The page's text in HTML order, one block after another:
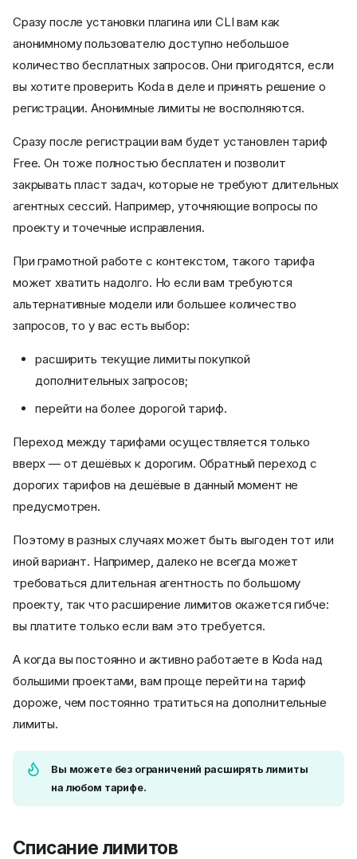
Сразу после установки плагина или CLI вам как
анонимному пользователю доступно небольшое
количество бесплатных запросов. Они пригодятся, если
вы хотите проверить Koda в деле и принять решение о
регистрации. Анонимные лимиты не восполняются.
Сразу после регистрации вам будет установлен тариф
Free. Он тоже полностью бесплатен и позволит
закрывать пласт задач, которые не требуют длительных
агентных сессий. Например, уточняющие вопросы по
проекту и точечные исправления.
При грамотной работе с контекстом, такого тарифа
может хватить надолго. Но если вам требуются
альтернативные модели или большее количество
запросов, то у вас есть выбор:
расширить текущие лимиты покупкой
дополнительных запросов;
перейти на более дорогой тариф.
Переход между тарифами осуществляется только
вверх — от дешёвых к дорогим. Обратный переход с
дорогих тарифов на дешёвые в данный момент не
предусмотрен.
Поэтому в разных случаях может быть выгоден тот или
иной вариант. Например, далеко не всегда может
требоваться длительная агентность по большому
проекту, так что расширение лимитов окажется гибче:
вы платите только если вам это требуется.
А когда вы постоянно и активно работаете в Koda над
большими проектами, вам проще перейти на тариф
дороже, чем постоянно тратиться на дополнительные
лимиты.
Вы можете без ограничений расширять лимиты
на любом тарифе.
Списание лимитов